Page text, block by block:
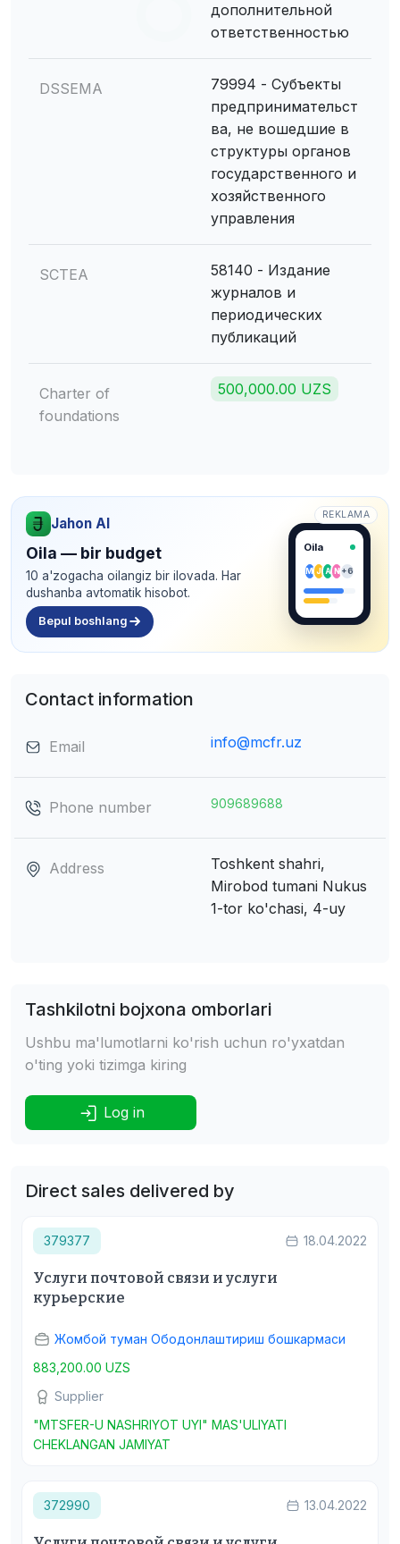
дополнительной
ответственностью
DSSEMA
79994 - Субъекты
предпринимательст
ва, не вошедшие в
структуры органов
государственного и
хозяйственного
управления
SCTEA
58140 - Издание
журналов и
периодических
публикаций
Charter of
foundations
500,000.00 UZS
REKLAMA
Jahon AI
Oila — bir budget
10 a'zogacha oilangiz bir ilovada. Har
dushanba avtomatik hisobot.
Bepul boshlang
Oila
M J A N+6
Contact information
Email info@mcfr.uz
Phone number 909689688
Address
Toshkent shahri,
Mirobod tumani Nukus
1-tor ko'chasi, 4-uy
Tashkilotni bojxona omborlari
Ushbu ma'lumotlarni ko'rish uchun ro'yxatdan
o'ting yoki tizimga kiring
Log in
Direct sales delivered by
379377 18.04.2022
Услуги почтовой связи и услуги
курьерские
Жомбой туман Ободонлаштириш бошкармаси
883,200.00 UZS
Supplier
"MTSFER-U NASHRIYOT UYI" MAS'ULIYATI
CHEKLANGAN JAMIYAT
372990 13.04.2022